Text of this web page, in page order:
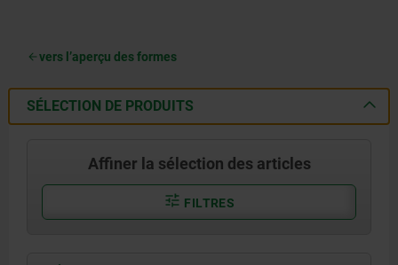
vers l’aperçu des formes
SÉLECTION DE PRODUITS
Affiner la sélection des articles
FILTRES